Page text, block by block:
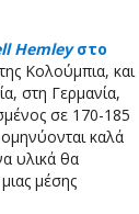
Hemleyστο
Κολούμπια, και
στη Γερμανία,
σε 170-185
καλά
υλικά θα
μέσης